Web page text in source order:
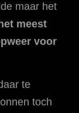
maar het
het meest
voor
te
toch